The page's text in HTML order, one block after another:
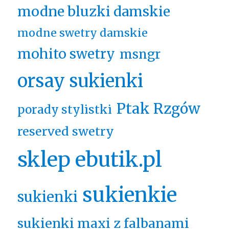
modne bluzki damskie
modne swetry damskie
mohito swetry msngr
orsay sukienki
porady stylistki Ptak Rzgów
reserved swetry
sklep ebutik.pl
sukienki sukienkie
sukienki maxi z falbanami